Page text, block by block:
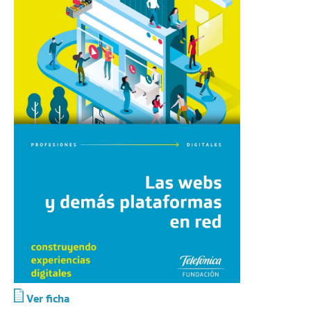
Ver ficha